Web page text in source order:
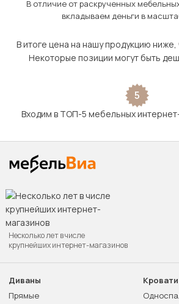
В отличие от раскрученных
вкладываем деньги в
В итоге цена на нашу продукцию ниже,
Некоторые позиции могут быть
5
Входим в ТОП-5 мебельных
Несколько лет в числе
крупнейших интернет-магазинов
Диваны
Прямые
Кровати